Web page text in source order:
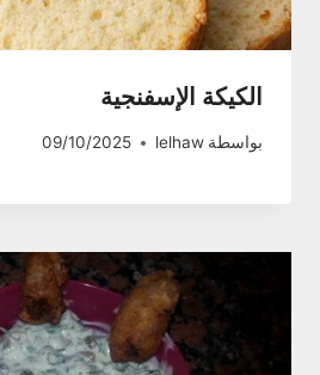
الكيكة الإسفنجية
بواسطة lelhaw
09/10/2025